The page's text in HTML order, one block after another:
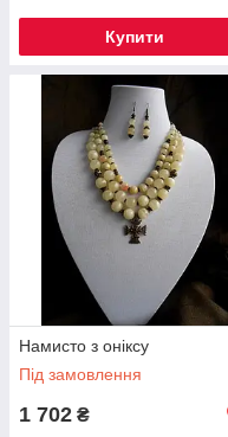
Купити
Намисто з оніксу
Під замовлення
1 702 ₴